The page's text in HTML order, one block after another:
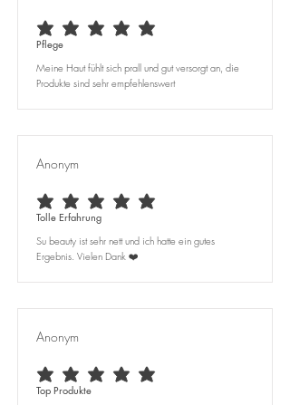
durchschnittliches Rating ist 5 von 5
Pflege
Meine Haut fühlt sich prall und gut versorgt an, die
Produkte sind sehr empfehlenswert
Anonym
durchschnittliches Rating ist 5 von 5
Tolle Erfahrung
Su beauty ist sehr nett und ich hatte ein gutes
Ergebnis. Vielen Dank ❤️
Anonym
durchschnittliches Rating ist 5 von 5
Top Produkte